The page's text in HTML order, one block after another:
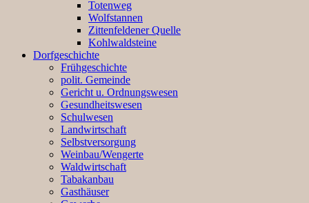
Totenweg
Wolfstannen
Zittenfeldener Quelle
Kohlwaldsteine
Dorfgeschichte
Frühgeschichte
polit. Gemeinde
Gericht u. Ordnungswesen
Gesundheitswesen
Schulwesen
Landwirtschaft
Selbstversorgung
Weinbau/Wengerte
Waldwirtschaft
Tabakanbau
Gasthäuser